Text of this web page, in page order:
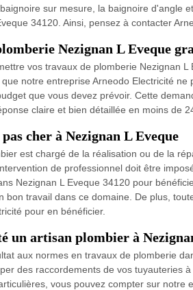
sur mesure, la baignoire d'angle
34120. Ainsi, pensez à contacter
Nezignan L Eveque
vos travaux de plomberie Nezignan
notre entreprise Arneodo Electricité
que vous devez prévoir. Cette
claire et bien détaillée en moins de
cher à Nezignan L Eveque
est chargé de la réalisation ou de la
de professionnel doit être
Nezignan L Eveque 34120 pour
bon travail dans ce domaine. De plus,
pour en bénéficier.
un artisan plombier à
aux normes en travaux de plomberie
des raccordements de vos tuyauteries
vous pouvez compter sur